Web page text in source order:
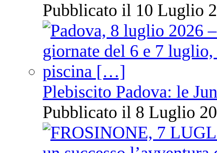
Pubblicato il 10 Luglio
Plebiscito Padova: le
Pubblicato il 8 Luglio